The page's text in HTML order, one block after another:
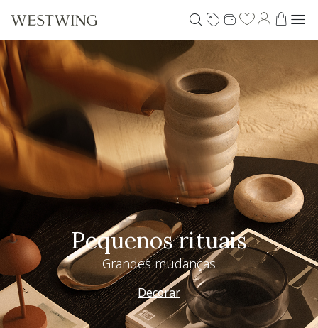
Pequenos rituais
Grandes mudanças
Decorar